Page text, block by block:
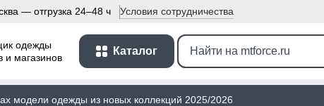
— отгрузка 24–48 ч Условия сотрудничества
одежды
и магазинов
Каталог
модели одежды из новых коллекций 2025/2026